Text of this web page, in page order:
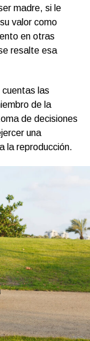
madre, si le
valor como
en otras
resalte esa
las
de la
de decisiones
una
la reproducción.